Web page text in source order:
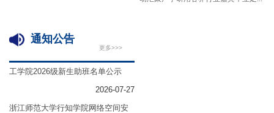
通知公告
更多>>>
工学院2026级新生助班名单公示
2026-07-27
浙江师范大学行知学院网络空间安